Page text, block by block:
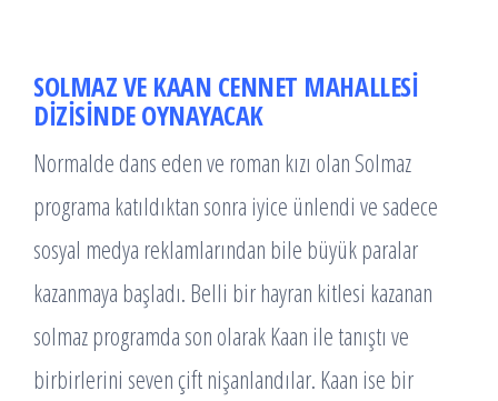
SOLMAZ VE KAAN CENNET MAHALLESİ
DİZİSİNDE OYNAYACAK
Normalde dans eden ve roman kızı olan Solmaz
programa katıldıktan sonra iyice ünlendi ve sadece
sosyal medya reklamlarından bile büyük paralar
kazanmaya başladı. Belli bir hayran kitlesi kazanan
solmaz programda son olarak Kaan ile tanıştı ve
birbirlerini seven çift nişanlandılar. Kaan ise bir